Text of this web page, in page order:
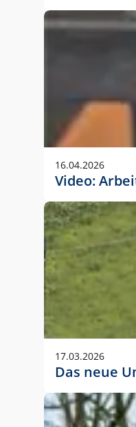
Die Logohöhe
folgende fest
DIN A3 –
DIN A1 –
DIN lang –
1080 x
In
stets der
16.04.2026
Video:
17.03.2026
Das neue